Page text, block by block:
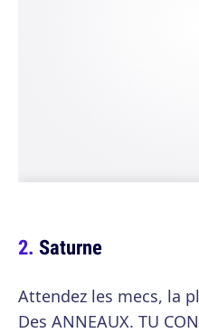
Saturne
Attendez les mecs, la
Des ANNEAUX. TU